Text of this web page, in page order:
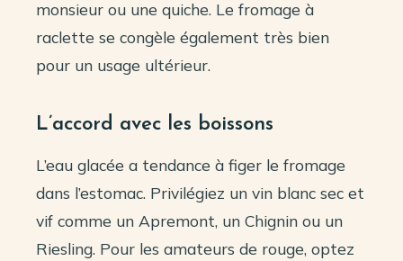
monsieur ou une quiche. Le fromage à
raclette se congèle également très bien
pour un usage ultérieur.
L’accord avec les boissons
L’eau glacée a tendance à figer le fromage
dans l’estomac. Privilégiez un vin blanc sec et
vif comme un Apremont, un Chignin ou un
Riesling. Pour les amateurs de rouge, optez